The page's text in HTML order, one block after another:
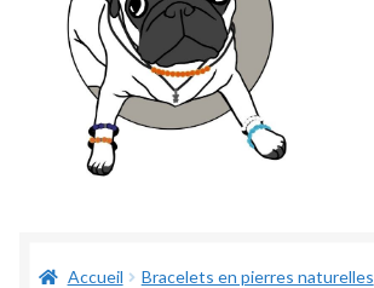
PanierAccueil Bracelets en pierres naturelles